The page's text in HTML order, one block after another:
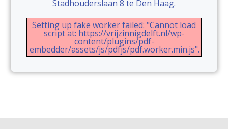
Stadhouderslaan 8 te Den Haag.
Setting up fake worker failed: "Cannot load
script at: https://vrijzinnigdelft.nl/wp-
content/plugins/pdf-
embedder/assets/js/pdfjs/pdf.worker.min.js".